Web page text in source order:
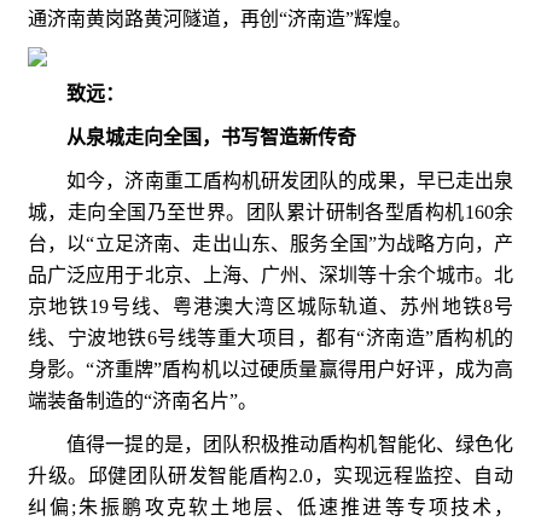
通济南黄岗路黄河隧道，再创“济南造”辉煌。
致远：
从泉城走向全国，书写智造新传奇
如今，济南重工盾构机研发团队的成果，早已走出泉
城，走向全国乃至世界。团队累计研制各型盾构机160余
台，以“立足济南、走出山东、服务全国”为战略方向，产
品广泛应用于北京、上海、广州、深圳等十余个城市。北
京地铁19号线、粤港澳大湾区城际轨道、苏州地铁8号
线、宁波地铁6号线等重大项目，都有“济南造”盾构机的
身影。“济重牌”盾构机以过硬质量赢得用户好评，成为高
端装备制造的“济南名片”。
值得一提的是，团队积极推动盾构机智能化、绿色化
升级。邱健团队研发智能盾构2.0，实现远程监控、自动
纠偏;朱振鹏攻克软土地层、低速推进等专项技术，